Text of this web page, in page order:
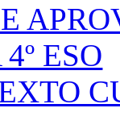
ESO